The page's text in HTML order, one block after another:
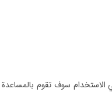
الاستخدام سوف تقوم